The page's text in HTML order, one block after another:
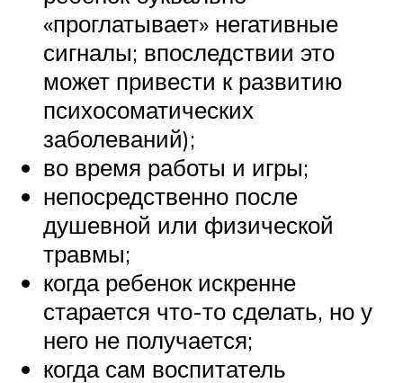
«проглатывает» негативные
сигналы; впоследствии это
может привести к развитию
психосоматических
заболеваний);
во время работы и игры;
непосредственно после
душевной или физической
травмы;
когда ребенок искренне
старается что-то сделать, но у
него не получается;
когда сам воспитатель